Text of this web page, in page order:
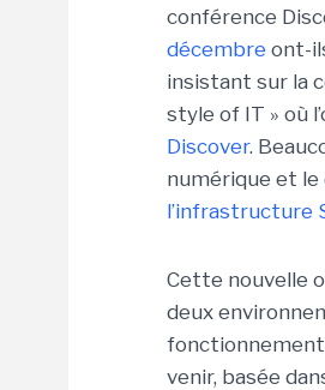
conférence
décembre ont-
insistant sur la
style of IT » où
Discover.
numérique et le
l’infrastructure
Cette nouvelle
deux
fonctionnement
venir, basée